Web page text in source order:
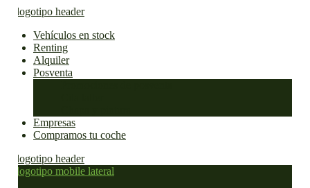
Vehículos en stock
Renting
Alquiler
Posventa
Empresas
Compramos tu coche